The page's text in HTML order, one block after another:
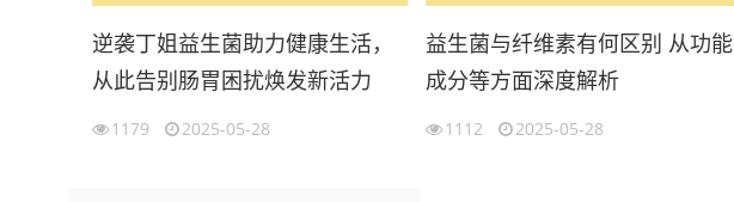
逆袭丁姐益生菌助力健康生活，
从此告别肠胃困扰焕发新活力
1179 2025-05-28
益生菌与纤维素有何区别 从功能
成分等方面深度解析
1112 2025-05-28